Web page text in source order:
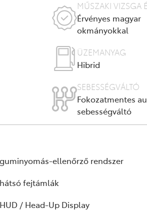
MŰSZAKI VIZSGA
Érvényes magyar
okmányokkal
ÜZEMANYAG
Hibrid
SEBESSÉGVÁLTÓ
Fokozatmentes
sebességváltó
guminyomás-ellenőrző rendszer
hátsó fejtámlák
HUD / Head-Up Display